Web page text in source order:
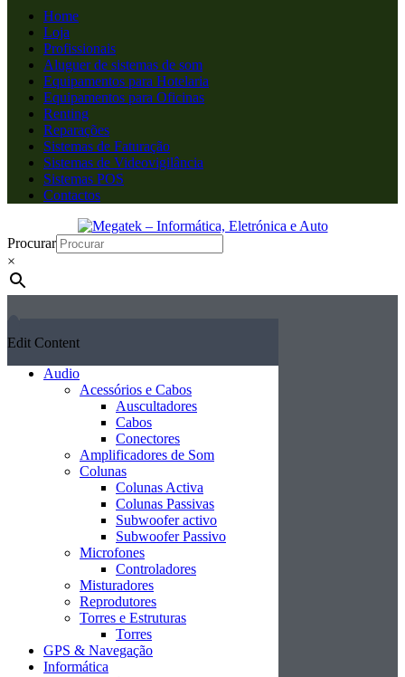
Home
Loja
Profissionais
Aluguer de sistemas de som
Equipamentos para Hotelaria
Equipamentos para Oficinas
Renting
Reparações
Sistemas de Faturação
Sistemas de Videovigilância
Sistemas POS
Contactos
Procurar
×
Edit Content
Audio
Acessórios e Cabos
Auscultadores
Cabos
Conectores
Amplificadores de Som
Colunas
Colunas Activa
Colunas Passivas
Subwoofer activo
Subwoofer Passivo
Microfones
Controladores
Misturadores
Reprodutores
Torres e Estruturas
Torres
GPS & Navegação
Informática